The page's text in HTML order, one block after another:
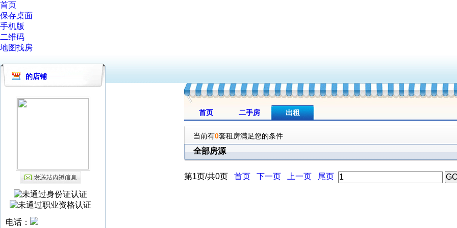
首页
保存桌面
手机版
二维码
地图找房
的店铺
电话：
首页 二手房 出租
当前有0套租房满足您的条件
全部房源
第1页/共0页 首页 下一页 上一页 尾页